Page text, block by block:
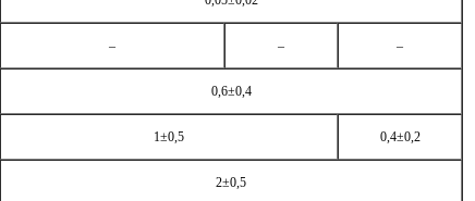
– – –
0,6±0,4
1±0,5 0,4±0,2
2±0,5